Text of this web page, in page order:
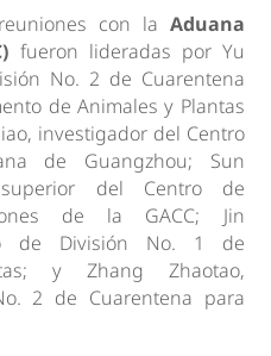
con la Aduana
fueron lideradas por Yu
No. 2 de Cuarentena
de Animales y Plantas
investigador del Centro
de Guangzhou; Sun
superior del Centro de
de la GACC; Jin
de División No. 1 de
y Zhang Zhaotao,
2 de Cuarentena para